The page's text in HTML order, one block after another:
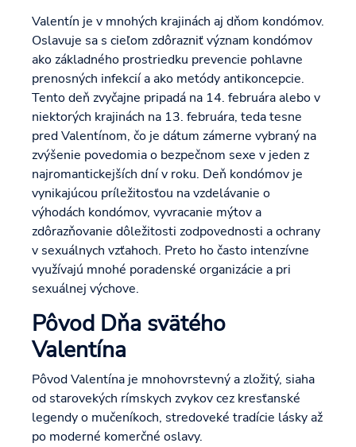
Valentín je v mnohých krajinách aj dňom kondómov.
Oslavuje sa s cieľom zdôrazniť význam kondómov
ako základného prostriedku prevencie pohlavne
prenosných infekcií a ako metódy antikoncepcie.
Tento deň zvyčajne pripadá na 14. februára alebo v
niektorých krajinách na 13. februára, teda tesne
pred Valentínom, čo je dátum zámerne vybraný na
zvýšenie povedomia o bezpečnom sexe v jeden z
najromantickejších dní v roku. Deň kondómov je
vynikajúcou príležitosťou na vzdelávanie o
výhodách kondómov, vyvracanie mýtov a
zdôrazňovanie dôležitosti zodpovednosti a ochrany
v sexuálnych vzťahoch. Preto ho často intenzívne
využívajú mnohé poradenské organizácie a pri
sexuálnej výchove.
Pôvod Dňa svätého
Valentína
Pôvod Valentína je mnohovrstevný a zložitý, siaha
od starovekých rímskych zvykov cez kresťanské
legendy o mučeníkoch, stredoveké tradície lásky až
po moderné komerčné oslavy.